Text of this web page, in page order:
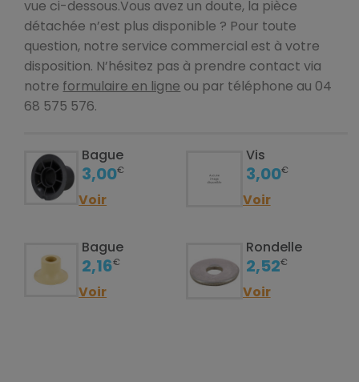
vue ci-dessous.Vous avez un doute, la pièce
détachée n’est plus disponible ? Pour toute
question, notre service commercial est à votre
disposition. N’hésitez pas à prendre contact via
notre formulaire en ligne ou par téléphone au 04
68 575 576.
Bague
3,00€
Voir
Vis
3,00€
Voir
Bague
2,16€
Voir
Rondelle
2,52€
Voir